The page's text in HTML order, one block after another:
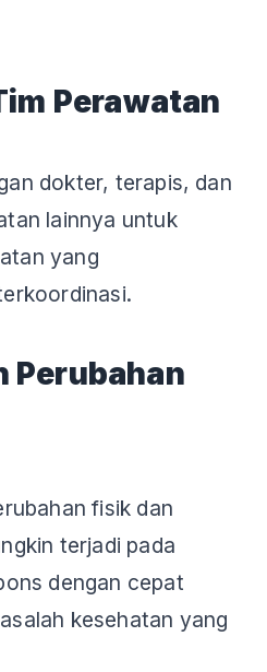
Perawatan
dokter, terapis, dan
lainnya untuk
yang
Perubahan
fisik dan
terjadi pada
dengan cepat
kesehatan yang